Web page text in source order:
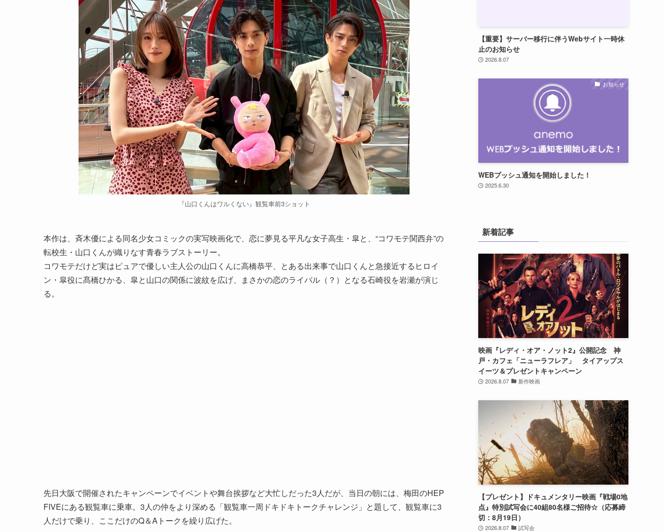
『山口くんはワルくない』観覧車前3ショット
本作は、斉木優による同名少女コミックの実写映画化で、恋に夢見る平凡な女子高生・皐と、“コワモテ関西弁”の
転校生・山口くんが織りなす青春ラブストーリー。
コワモテだけど実はピュアで優しい主人公の山口くんに高橋恭平、とある出来事で山口くんと急接近するヒロイ
ン・皐役に髙橋ひかる、皐と山口の関係に波紋を広げ、まさかの恋のライバル（？）となる石崎役を岩瀬が演じ
る。
先日大阪で開催されたキャンペーンでイベントや舞台挨拶など大忙しだった3人だが、当日の朝には、梅田のHEP
FIVEにある観覧車に乗車。3人の仲をより深める「観覧車一周ドキドキトークチャレンジ」と題して、観覧車に3
人だけで乗り、ここだけのQ＆Aトークを繰り広げた。
【重要】サーバー移行に伴うWebサイト一時休
止のお知らせ
2026.8.07
お知らせ
WEBプッシュ通知を開始しました！
2025.6.30
新着記事
映画『レディ・オア・ノット2』公開記念 神
戸・カフェ「ニューラフレア」 タイアップス
イーツ＆プレゼントキャンペーン
2026.8.07 新作映画
【プレゼント】ドキュメンタリー映画『戦場0地
点』特別試写会に40組80名様ご招待☆（応募締
切：8月19日）
2026.8.07 試写会